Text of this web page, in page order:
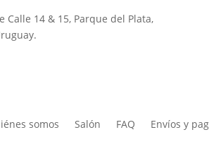
Calle 14 & 15, Parque del Plata,
somos Salón FAQ Envíos y